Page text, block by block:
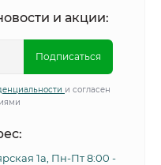
и акции:
Подписаться
и согласен
1а, Пн-Пт 8:00 -